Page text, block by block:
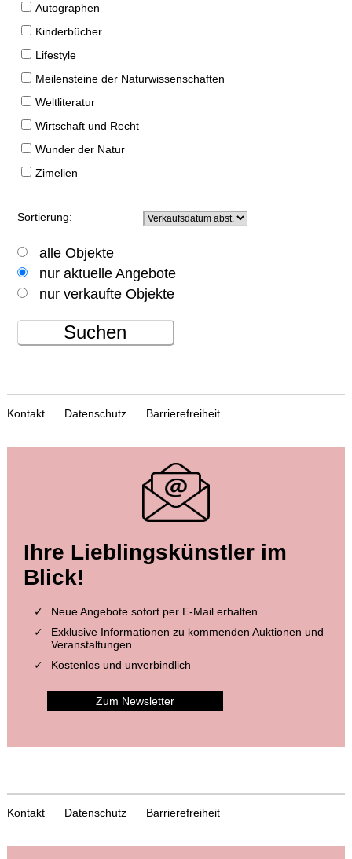
Autographen
Kinderbücher
Lifestyle
Meilensteine der Naturwissenschaften
Weltliteratur
Wirtschaft und Recht
Wunder der Natur
Zimelien
Sortierung:
alle Objekte
nur aktuelle Angebote
nur verkaufte Objekte
Suchen
Kontakt Datenschutz Barrierefreiheit
Ihre Lieblingskünstler im
Blick!
Neue Angebote sofort per E-Mail erhalten
Exklusive Informationen zu kommenden Auktionen und
Veranstaltungen
Kostenlos und unverbindlich
Zum Newsletter
Kontakt Datenschutz Barrierefreiheit